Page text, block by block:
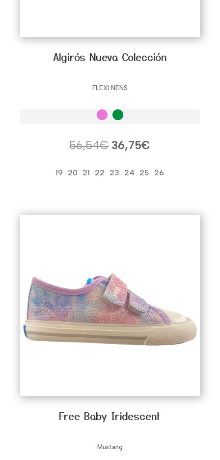
Algirós Nueva Colección
FLEXI NENS
56,54€ El
original
36,75€
actual
19 20 21 22 23 24 25 26
Free Baby Iridescent
Mustang